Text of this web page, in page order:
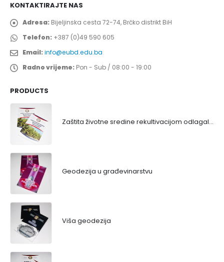
KONTAKTIRAJTE NAS
Adresa: Bijeljinska cesta 72-74, Brčko distrikt BiH
Telefon: +387 (0)49 590 605
Email:info@eubd.edu.ba
Radno vrijeme: Pon - Sub / 08:00 - 19:00
PRODUCTS
Zaštita životne sredine rekultivacijom odlagališta
Geodezija u građevinarstvu
Viša geodezija